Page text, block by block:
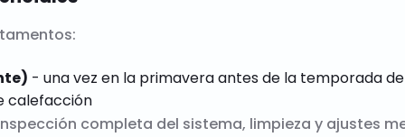
- una vez en la primavera antes de la temporada
calefacción
completa del sistema, limpieza y ajustes